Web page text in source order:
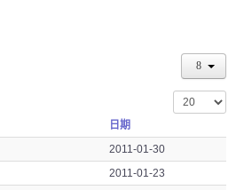
顯示數目
日期
2011-01-30
2011-01-23